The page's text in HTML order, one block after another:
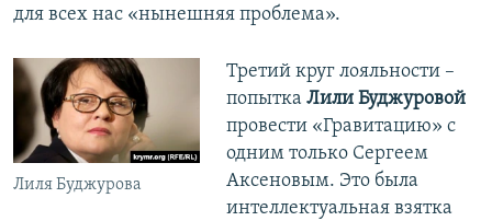
для всех нас «нынешняя проблема».
Лиля Буджурова
Третий круг лояльности –
попытка Лили Буджуровой
провести «Гравитацию» с
одним только Сергеем
Аксеновым. Это была
интеллектуальная взятка